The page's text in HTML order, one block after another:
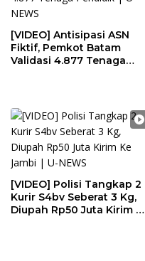
[VIDEO] Antisipasi ASN
Fiktif, Pemkot Batam
Validasi 4.877 Tenaga
[VIDEO] Polisi Tangkap 2
Kurir S4bv Seberat 3 Kg,
Diupah Rp50 Juta Kirim Ke